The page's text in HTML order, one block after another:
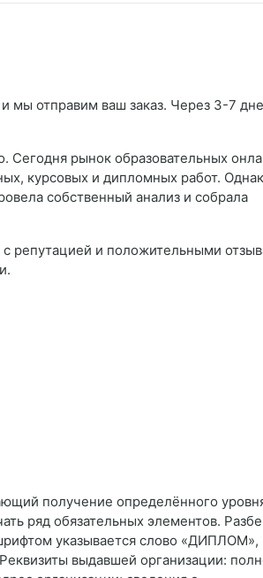
и мы отправим ваш заказ. Через 3-7
Сегодня рынок образовательных
курсовых и дипломных работ.
собственный анализ и собрала
репутацией и положительными
получение определённого
ряд обязательных элементов.
указывается слово «ДИПЛОМ»,
выдавшей организации: